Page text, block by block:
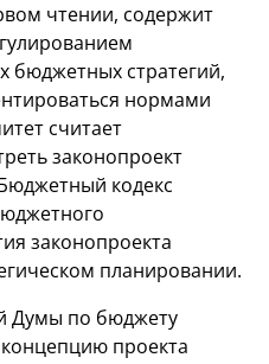
чтении, содержит
бюджетных стратегий,
нормами
считает
законопроект
кодекс
законопроекта
планировании.
Думы по бюджету
проекта